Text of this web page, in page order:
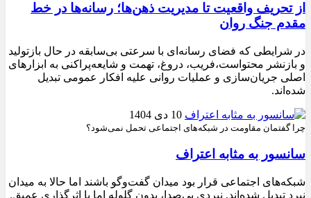
از تحریف واقعیت تا مدیریت ذهن‌ها؛ رسانه‌ها در خط
مقدم جنگ روان
در شرایطی که فضای رسانه‌ای با سرعتی بی‌سابقه در حال بازتولید
و بازنشر محتواست،فریب، دروغ، تهمت و شایعه‌پراکنی به ابزارهای
اصلی جریان‌سازی و عملیات روانی علیه افکار عمومی تبدیل
شده‌اند.
10 دی 1404
چرا گفتمان مقاومت در شبکه‌های اجتماعی تحمل نمی‌شود؟
سانسور به مثابه اعتراف
شبکه‌های اجتماعی قرار بود میدان گفت‌وگو باشند اما حالا به میدان
نبرد تبدیل شده‌اند. نبردی بی‌صدا، بدون گلوله اما با اثرگذاری عمیق.